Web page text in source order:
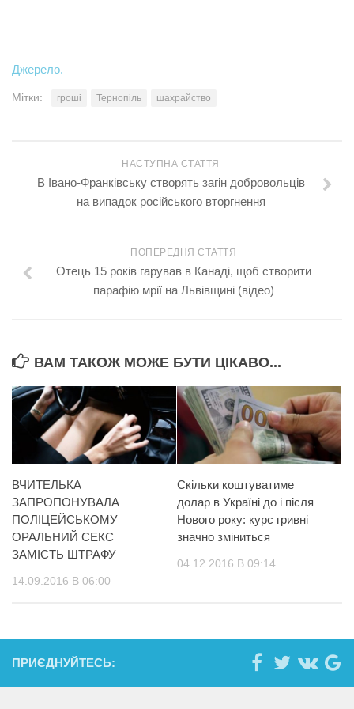
Джерело.
Мітки: гроші Тернопіль шахрайство
НАСТУПНА СТАТТЯ
В Івано-Франківську створять загін добровольців
на випадок російського вторгнення
ПОПЕРЕДНЯ СТАТТЯ
Отець 15 років гарував в Канаді, щоб створити
парафію мрії на Львівщині (відео)
ВАМ ТАКОЖ МОЖЕ БУТИ ЦІКАВО...
ВЧИТЕЛЬКА
ЗАПРОПОНУВАЛА
ПОЛІЦЕЙСЬКОМУ
ОРАЛЬНИЙ СEКС
ЗАМІСТЬ ШТРАФУ
14.09.2016 В 06:00
Скільки коштуватиме
долар в Україні до і після
Нового року: курс гривні
значно зміниться
04.12.2016 В 09:14
ПРИЄДНУЙТЕСЬ: